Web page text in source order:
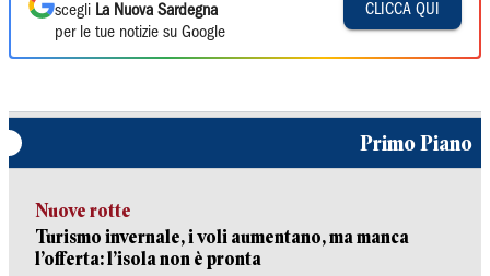
scegli La Nuova Sardegna
per le tue notizie su Google
CLICCA QUI
Primo Piano
Nuove rotte
Turismo invernale, i voli aumentano, ma manca
l’offerta: l’isola non è pronta